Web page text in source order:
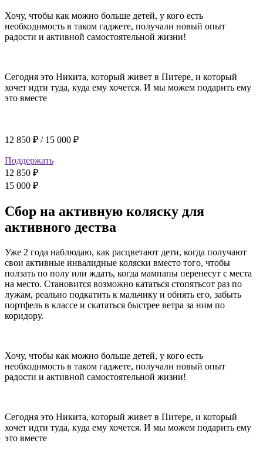
Хочу, чтобы как можно больше детей, у кого есть
необходимость в таком гаджете, получали новый опыт
радости и активной самостоятельной жизни!
Сегодня это Никита, который живет в Питере, и который
хочет идти туда, куда ему хочется. И мы можем подарить ему
это вместе
12 850 ₽ / 15 000 ₽
Поддержать
12 850 ₽
15 000 ₽
Сбор на активную коляску для
активного дества
Уже 2 года наблюдаю, как расцветают дети, когда получают
свои активные инвалидные коляски вместо того, чтобы
ползать по полу или ждать, когда мампапы перенесут с места
на место. Становится возможно кататься стопятьсот раз по
лужам, реально подкатить к мальчику и обнять его, забыть
портфель в классе и скататься быстрее ветра за ним по
коридору.
Хочу, чтобы как можно больше детей, у кого есть
необходимость в таком гаджете, получали новый опыт
радости и активной самостоятельной жизни!
Сегодня это Никита, который живет в Питере, и который
хочет идти туда, куда ему хочется. И мы можем подарить ему
это вместе